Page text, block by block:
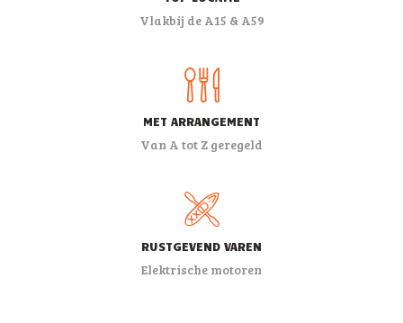
Vlakbij de A15 & A59
MET ARRANGEMENT
Van A tot Z geregeld
RUSTGEVEND VAREN
Elektrische motoren